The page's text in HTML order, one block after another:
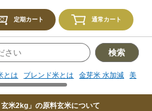
定期カート 通常カート
検索
とは ブレンド米とは 金芽米 水加減 美味
米2kg」の原料玄米について